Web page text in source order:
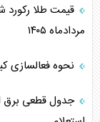
مردادماه ۱۴۰۵
نحوه فعالسازی